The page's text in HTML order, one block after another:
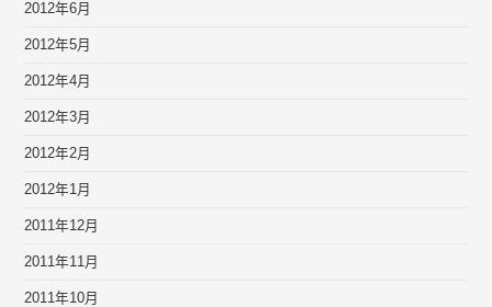
2012年6月
2012年5月
2012年4月
2012年3月
2012年2月
2012年1月
2011年12月
2011年11月
2011年10月